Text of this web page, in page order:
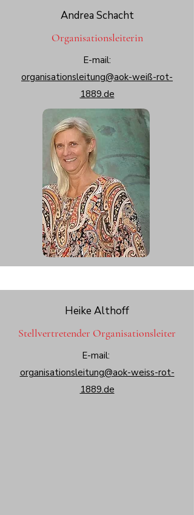
Andrea Schacht
Organisationsleiterin
E-mail:
organisationsleitung@aok-weiß-rot-
1889.de
Heike Althoff
Stellvertretender Organisationsleiter
E-mail:
organisationsleitung@aok-weiss-rot-
1889.de